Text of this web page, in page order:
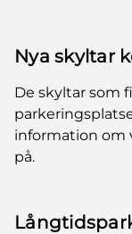
Nya skyltar
De skyltar som
information om
på.